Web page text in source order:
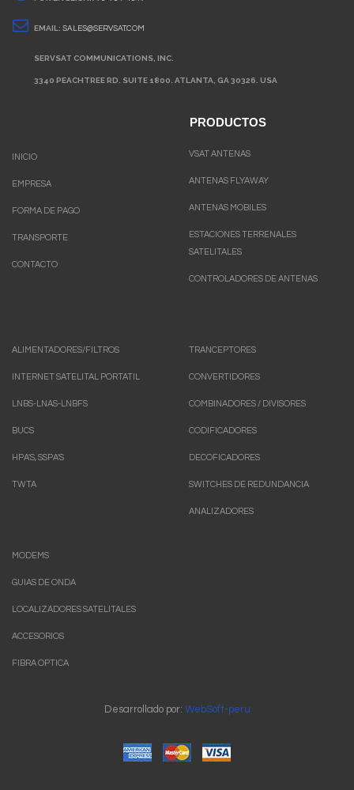
EMAIL: SALES@SERVSAT.COM
SERVSAT COMMUNICATIONS, INC.
3340 PEACHTREE RD. SUITE 1800. ATLANTA, GA 30326. USA
INICIO
EMPRESA
FORMA DE PAGO
TRANSPORTE
CONTACTO
PRODUCTOS
VSAT ANTENAS
ANTENAS FLYAWAY
ANTENAS MOBILES
ESTACIONES TERRENALES
SATELITALES
CONTROLADORES DE ANTENAS
ALIMENTADORES/FILTROS
INTERNET SATELITAL PORTATIL
LNBS-LNAS-LNBFS
BUCS
HPA'S, SSPA'S
TWTA
TRANCEPTORES
CONVERTIDORES
COMBINADORES / DIVISORES
CODIFICADORES
DECOFICADORES
SWITCHES DE REDUNDANCIA
ANALIZADORES
MODEMS
GUIAS DE ONDA
LOCALIZADORES SATELITALES
ACCESORIOS
FIBRA OPTICA
Desarrollado por: WebSoft-peru